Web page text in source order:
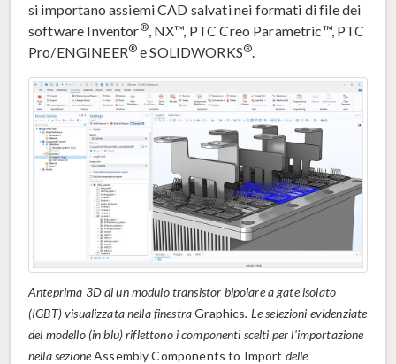
si importano assiemi CAD salvati nei formati di file dei
software Inventor®, NX™, PTC Creo Parametric™, PTC
Pro/ENGINEER®e SOLIDWORKS®.
Anteprima 3D di un modulo transistor bipolare a gate isolato
(IGBT) visualizzata nella finestraGraphics. Le selezioni evidenziate
del modello (in blu) riflettono i componenti scelti per l'importazione
nella sezioneAssembly Components to Import delle